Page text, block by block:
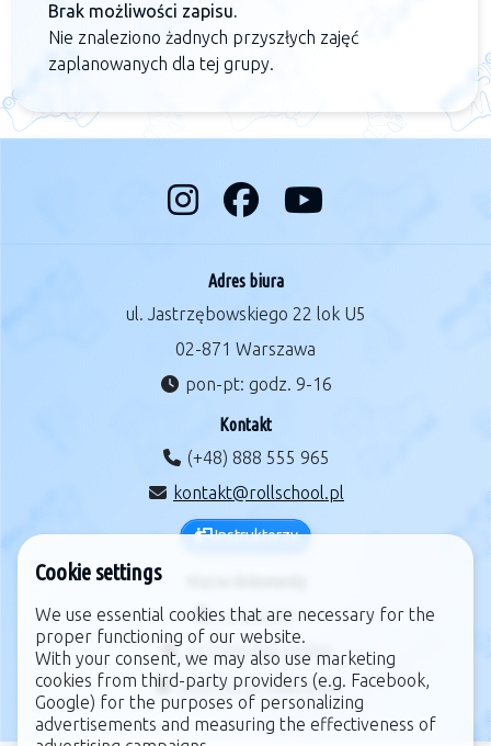
Brak możliwości zapisu.
Nie znaleziono żadnych przyszłych zajęć
zaplanowanych dla tej grupy.
Adres biura
ul. Jastrzębowskiego 22 lok U5
02-871 Warszawa
pon-pt: godz. 9-16
Kontakt
(+48) 888 555 965
kontakt@rollschool.pl
Instruktorzy
regulamin
zarządzanie cookie
polityka prywatności
Cookie settings
We use essential cookies that are necessary for the
proper functioning of our website.
With your consent, we may also use marketing
cookies from third-party providers (e.g. Facebook,
Google) for the purposes of personalizing
advertisements and measuring the effectiveness of